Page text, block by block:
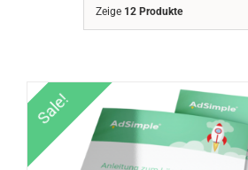
Pressemitteilungen
Shop
Agentur
Zeige 12 Produkte
Sale!